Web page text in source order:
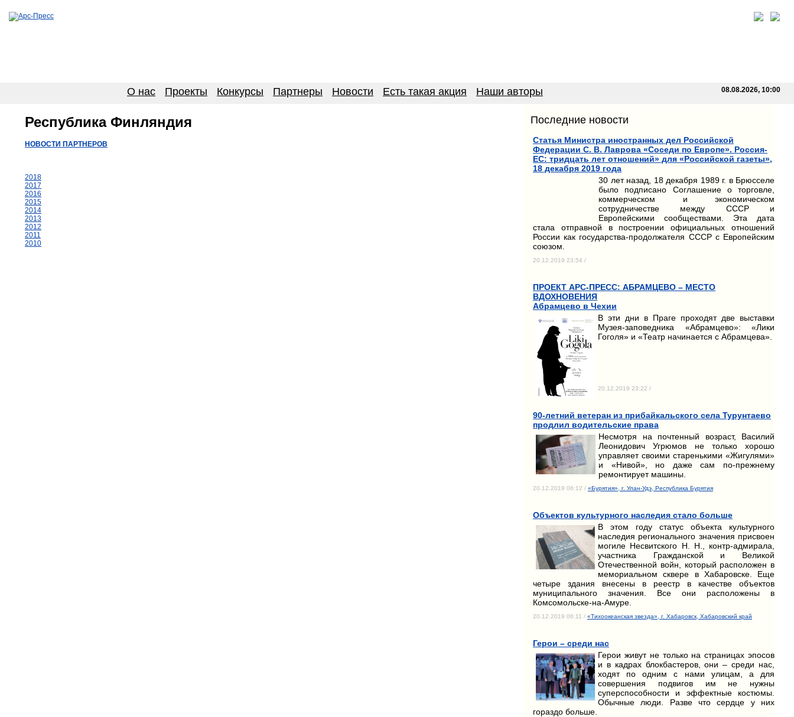
О нас Проекты Конкурсы Партнеры Новости Есть такая акция Наши авторы 08.08.2026, 10:00
Республика Финляндия
НОВОСТИ ПАРТНЕРОВ
2018
2017
2016
2015
2014
2013
2012
2011
2010
Последние новости
Статья Министра иностранных дел Российской
Федерации С. В. Лаврова «Соседи по Европе». Россия-
ЕС: тридцать лет отношений» для «Российской газеты»,
18 декабря 2019 года
30 лет назад, 18 декабря 1989 г. в Брюсселе
было подписано Соглашение о торговле,
коммерческом и экономическом
сотрудничестве между СССР и
Европейскими сообществами. Эта дата
стала отправной в построении официальных отношений
России как государства-продолжателя СССР с Европейским
союзом.
20.12.2019 23:54 /
ПРОЕКТ АРС-ПРЕСС: АБРАМЦЕВО – МЕСТО
ВДОХНОВЕНИЯ
Абрамцево в Чехии
В эти дни в Праге проходят две выставки
Музея-заповедника «Абрамцево»: «Лики
Гоголя» и «Театр начинается с Абрамцева».
20.12.2019 23:22 /
90-летний ветеран из прибайкальского села Турунтаево
продлил водительские права
Несмотря на почтенный возраст, Василий
Леонидович Угрюмов не только хорошо
управляет своими старенькими «Жигулями»
и «Нивой», но даже сам по-прежнему
ремонтирует машины.
20.12.2019 06:12 / «Бурятия», г. Улан-Удэ, Республика Бурятия
Объектов культурного наследия стало больше
В этом году статус объекта культурного
наследия регионального значения присвоен
могиле Несвитского Н. Н., контр-адмирала,
участника Гражданской и Великой
Отечественной войн, который расположен в
мемориальном сквере в Хабаровске. Еще
четыре здания внесены в реестр в качестве объектов
муниципального значения. Все они расположены в
Комсомольске-на-Амуре.
20.12.2019 06:11 / «Тихоокеанская звезда», г. Хабаровск, Хабаровский край
Герои – среди нас
Герои живут не только на страницах эпосов
и в кадрах блокбастеров, они – среди нас,
ходят по одним с нами улицам, а для
совершения подвигов им не нужны
суперспособности и эффектные костюмы.
Обычные люди. Разве что сердце у них
гораздо больше.